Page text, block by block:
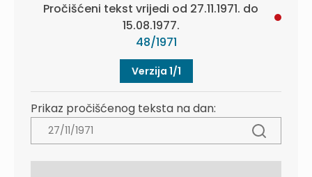
Pročišćeni tekst vrijedi od 27.11.1971. do
15.08.1977.
48/1971
Verzija 1/1
Prikaz pročišćenog teksta na dan: